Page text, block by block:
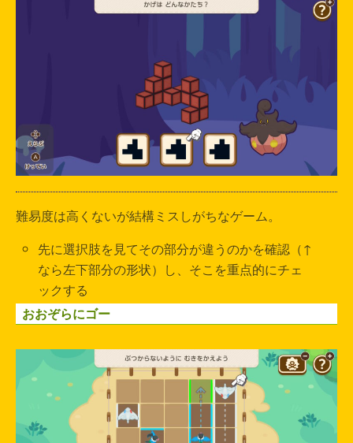
難易度は高くないが結構ミスしがちなゲーム。
先に選択肢を見てその部分が違うのかを確認（↑
なら左下部分の形状）し、そこを重点的にチェ
ックする
おおぞらにゴー